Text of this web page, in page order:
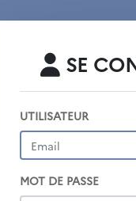
SE
UTILISATEUR
MOT DE PASSE